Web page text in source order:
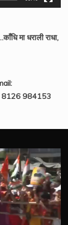
मा धराली राधा,
8126 984153